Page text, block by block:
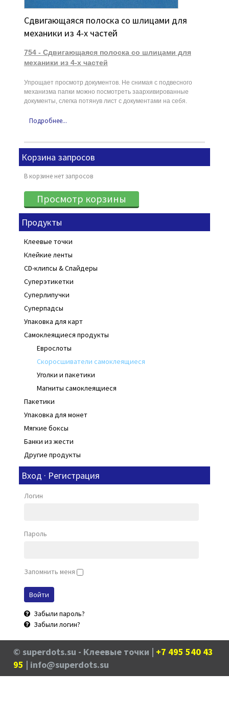
Сдвигающаяся полоска со шлицами для
механики из 4-х частей
754 - Сдвигающаяся полоска со шлицами для
механики из 4-х частей
Упрощает просмотр документов. Не снимая с подвесного
механизма папки можно посмотреть заархивированные
документы, слегка потянув лист с документами на себя.
Подробнее...
Корзина запросов
В корзине нет запросов
Продукты
Клеевые точки
Клейкие ленты
CD-клипсы & Спайдеры
Суперэтикетки
Суперлипучки
Суперпадсы
Упаковка для карт
Самоклеящиеся продукты
Еврослоты
Скоросшиватели самоклеящиеся
Уголки и пакетики
Магниты самоклеящиеся
Пакетики
Упаковка для монет
Мягкие боксы
Банки из жести
Другие продукты
Вход · Регистрация
Логин
Пароль
Запомнить меня
Забыли пароль?
Забыли логин?
© superdots.su - Клеевые точки | +7 495 540 43
95 | info@superdots.su